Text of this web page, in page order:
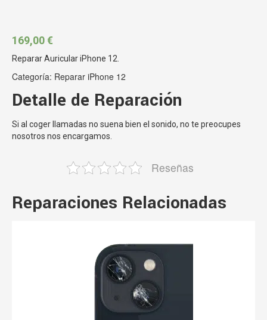
169,00€
Reparar Auricular iPhone 12.
Categoría: Reparar iPhone 12
Detalle de Reparación
Si al coger llamadas no suena bien el sonido, no te preocupes
nosotros nos encargamos.
Reseñas
Reparaciones Relacionadas